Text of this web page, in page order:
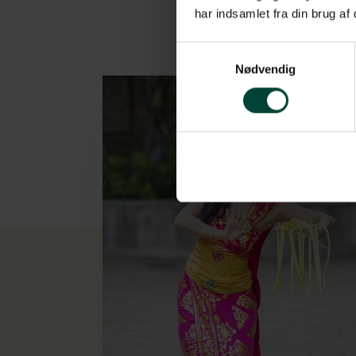
har indsamlet fra din brug
Nødvendig